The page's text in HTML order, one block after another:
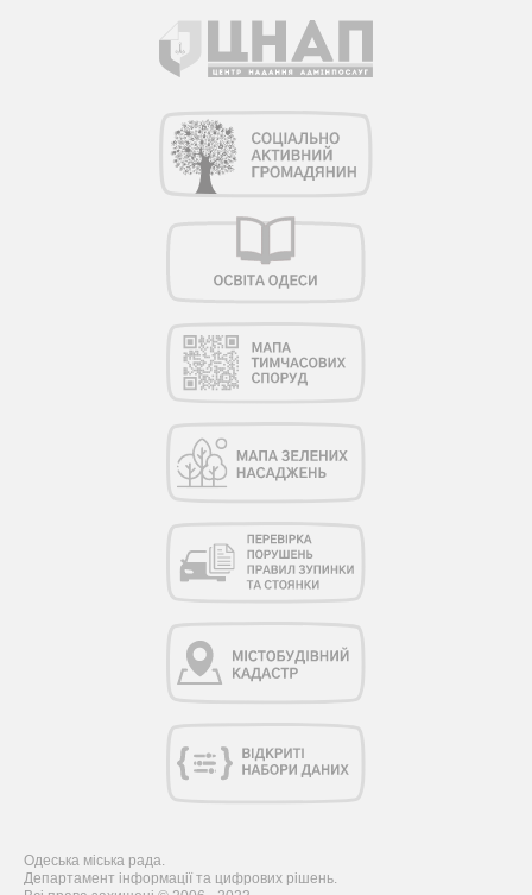
Одеська міська рада.
Департамент інформації та цифрових рішень.